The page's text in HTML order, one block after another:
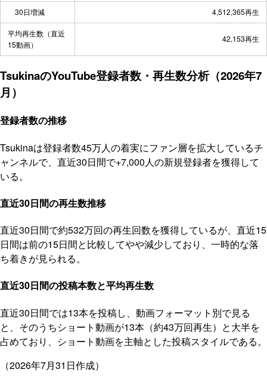
30日増減 4,512,365再生
平均再生数（直近
15動画）
42,153再生
TsukinaのYouTube登録者数・再生数分析（2026年7
月）
登録者数の推移
Tsukinaは登録者数45万人の着実にファン層を拡大しているチ
ャンネルで、直近30日間で+7,000人の新規登録者を獲得して
いる。
直近30日間の再生数推移
直近30日間で約532万回の再生回数を獲得しているが、直近15
日間は前の15日間と比較してやや減少しており、一時的な落
ち着きが見られる。
直近30日間の投稿本数と平均再生数
直近30日間では13本を投稿し、動画フォーマット別で見る
と、そのうちショート動画が13本（約43万回再生）と大半を
占めており、ショート動画を主軸とした投稿スタイルである。
（2026年7月31日作成）